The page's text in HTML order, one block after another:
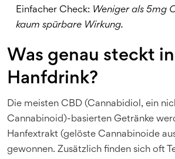
Einfacher Check: Weniger als 5mg
kaum spürbare Wirkung.
Was genau steckt
Hanfdrink?
Die meisten CBD (Cannabidiol, ein
Cannabinoid )-basierten Getränke
Hanfextrakt (gelöste Cannabinoide
gewonnen. Zusätzlich finden sich oft